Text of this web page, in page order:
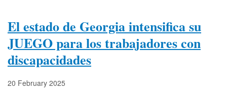
El estado de Georgia intensifica su
JUEGO para los trabajadores con
discapacidades
20 February 2025